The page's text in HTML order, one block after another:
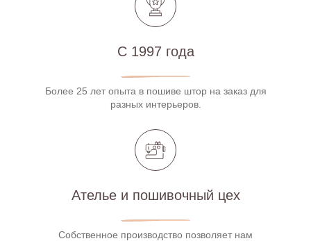
С 1997 года
Более 25 лет опыта в пошиве штор на заказ для
разных интерьеров.
Ателье и пошивочный цех
Собственное производство позволяет нам